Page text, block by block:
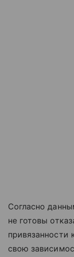
Согласно
не готовы
привязанности
свою